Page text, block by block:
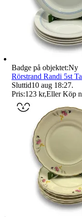
Badge på objektet:Ny
Rörstrand Randi 5st
Sluttid10 aug 18:27.
Pris:123 kr,Eller Köp